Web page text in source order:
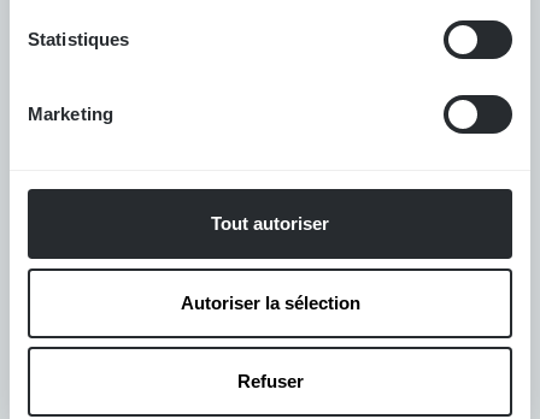
Statistiques
Marketing
Tout autoriser
Autoriser la sélection
Refuser
À qui s’adresse cette
certification
DANS LA SANTÉ, LA PERFORMANCE ET LE